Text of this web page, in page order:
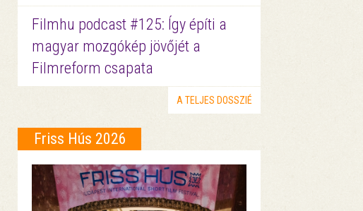
Filmhu podcast #125: Így építi a
magyar mozgókép jövőjét a
Filmreform csapata
A TELJES DOSSZIÉ
Friss Hús 2026